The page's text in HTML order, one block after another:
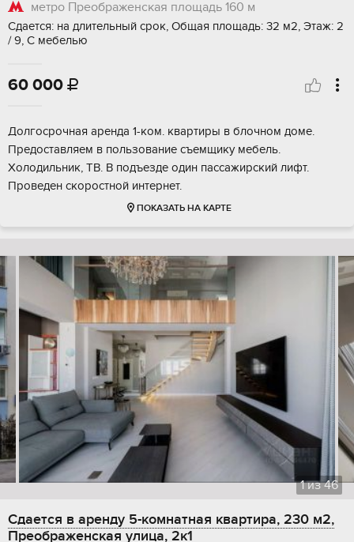
метро Преображенская площадь 160 м
Сдается: на длительный срок, Общая площадь: 32 м2, Этаж: 2
/ 9, С мебелью
60 000 
Долгосрочная аренда 1-ком. квартиры в блочном доме.
Предоставляем в пользование съемщику мебель.
Холодильник, ТВ. В подъезде один пассажирский лифт.
Проведен скоростной интернет.
ПОКАЗАТЬ НА КАРТЕ
1из46
Сдается в аренду 5-комнатная квартира, 230 м2,
Преображенская улица, 2к1